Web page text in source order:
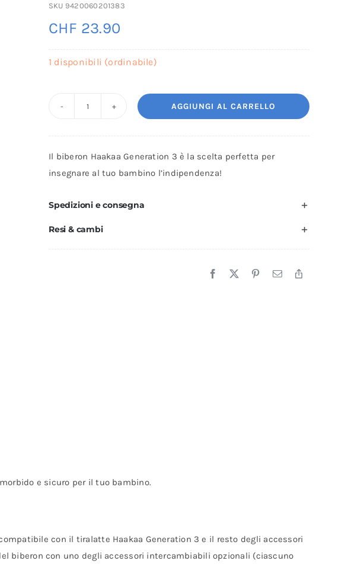
SKU 9420060201383
CHF 23.90
1 disponibili (ordinabile)
Generation
3
Haakaa
AGGIUNGI AL CARRELLO
Il biberon Haakaa Generation 3 è la scelta perfetta per
insegnare al tuo bambino l’indipendenza!
Spedizioni e consegna
Resi & cambi
e sicuro per il tuo bambino.
con il tiralatte Haakaa Generation 3 e il resto degli accessori
biberon con uno degli accessori intercambiabili opzionali (ciascuno